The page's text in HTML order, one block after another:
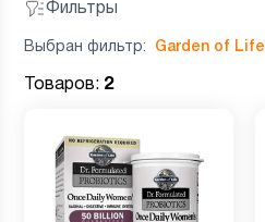
Фильтры
Выбран фильтр: Garden of Life
Товаров: 2